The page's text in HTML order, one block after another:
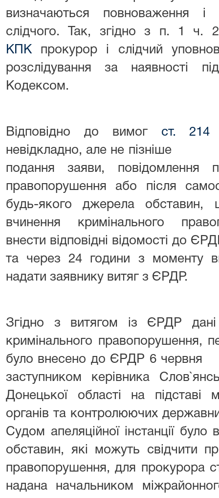
визначаються повноваження
слідчого. Так, згідно з п. 1 ч.
КПКпрокурор і слідчий
розслідування за наявності
Кодексом.
Відповідно до вимог ст.
невідкладно, але не
подання заяви, повідомлення
правопорушення або після
будь-якого джерела
вчинення кримінального
внести відповідні відомості до
та через 24 години з моменту
надати заявнику витяг з ЄРДР.
Згідно з витягом із ЄРДР
кримінального правопорушення,
було внесено до ЄРДР
заступником керівника
Донецької області на підставі
органів та контролюючих
Судом апеляційної інстанції
обставин, які можуть свідчити
правопорушення, для прокурора
надана начальником